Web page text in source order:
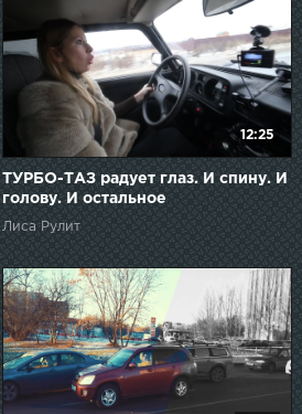
12:25
ТУРБО-ТАЗ радует глаз. И спину. И
голову. И остальное
Лиса Рулит